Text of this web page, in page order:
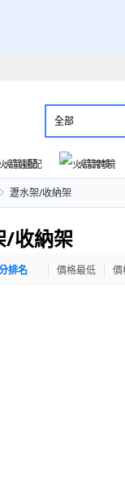
全部
火箭速配 火箭跨境
瀝水架/收納架
/收納架
排名 價格最低 價